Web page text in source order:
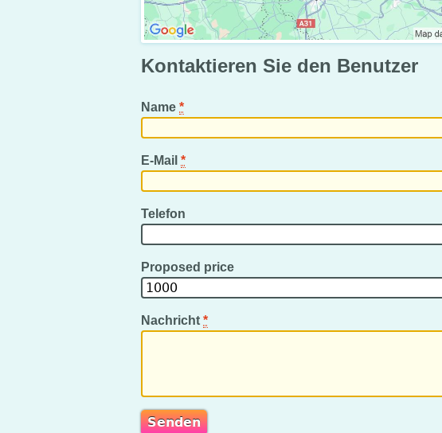
Kontaktieren Sie den Benutzer
Name *
E-Mail *
Telefon
Proposed price
Nachricht *